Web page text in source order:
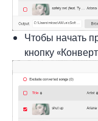
Чтобы начать
кнопку